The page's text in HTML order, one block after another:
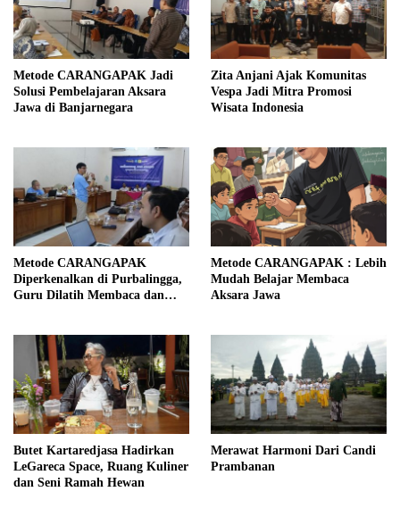
Metode CARANGAPAK Jadi
Solusi Pembelajaran Aksara
Jawa di Banjarnegara
Zita Anjani Ajak Komunitas
Vespa Jadi Mitra Promosi
Wisata Indonesia
Metode CARANGAPAK
Diperkenalkan di Purbalingga,
Guru Dilatih Membaca dan
Metode CARANGAPAK : Lebih
Mudah Belajar Membaca
Aksara Jawa
Butet Kartaredjasa Hadirkan
LeGareca Space, Ruang Kuliner
dan Seni Ramah Hewan
Merawat Harmoni Dari Candi
Prambanan